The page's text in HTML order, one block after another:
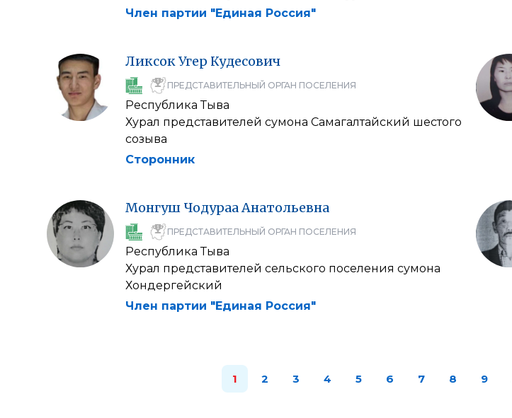
Член партии "Единая Россия"
ЛиксокУгер Кудесович
ПРЕДСТАВИТЕЛЬНЫЙ ОРГАН ПОСЕЛЕНИЯ
Республика Тыва
Хурал представителей сумона Самагалтайский шестого
созыва
Сторонник
Монгуш ЧодурааАнатольевна
ПРЕДСТАВИТЕЛЬНЫЙ ОРГАН ПОСЕЛЕНИЯ
Республика Тыва
Хурал представителей сельского поселения сумона
Хондергейский
Член партии "Единая Россия"
1 2 3 4 5 6 7 8 9